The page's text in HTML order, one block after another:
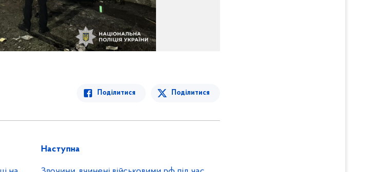
Поділитися Поділитися
Наступна